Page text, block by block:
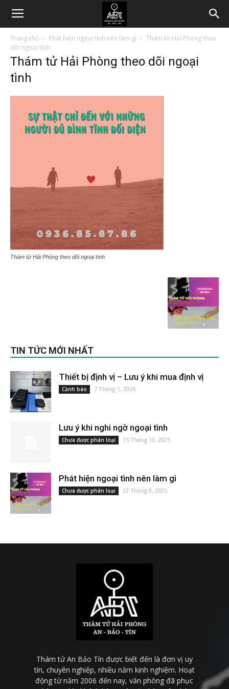
Trang chủ Phát hiện ngoại tình nên làm gì
Thám tử Hải Phòng theo
dõi ngoại tình
Thám tử Hải Phòng theo dõi ngoại
tình
Thám tử Hải Phòng theo dõi ngoại tình
TIN TỨC MỚI NHẤT
Thiết bị định vị – Lưu ý khi mua định vị
Cảnh báo 7 Tháng 1, 2026
Lưu ý khi nghi ngờ ngoại tình
Chưa được phân loại 15 Tháng 10, 2025
Phát hiện ngoại tình nên làm gì
Chưa được phân loại 22 Tháng 8, 2025
Thám tử An Bảo Tín được biết đến là đơn vị uy
tín, chuyên nghiệp, nhiều năm kinh nghiệm. Hoạt
động từ năm 2006 đến nay, văn phòng đã phục